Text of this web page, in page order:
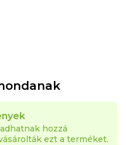
hozzá
ezt a terméket.